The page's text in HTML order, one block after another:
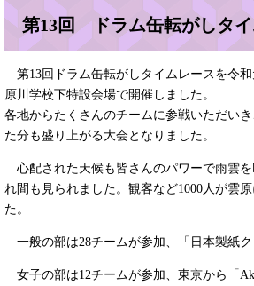
第13回 ドラム缶転がしタ
第13回ドラム缶転がしタイムレースを令
原川学校下特設会場で開催しました。
各地からたくさんのチームに参戦いただい
た分も盛り上がる大会となりました。
心配された天候も皆さんのパワーで雨雲
れ間も見られました。観客など1000人が雲
た。
一般の部は28チームが参加、「日本製紙ク
女子の部は12チームが参加、東京から「